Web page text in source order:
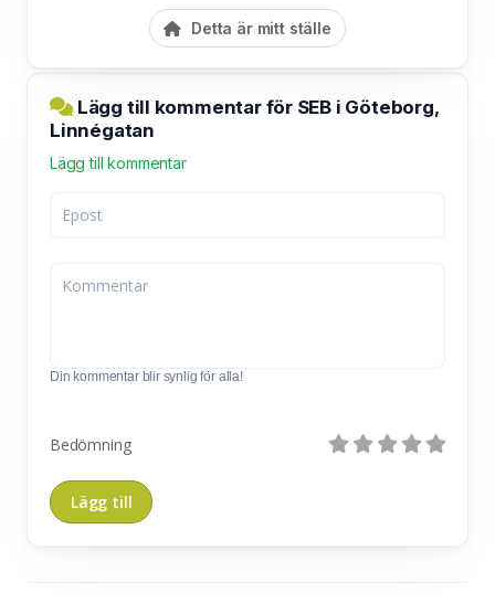
Detta är mitt ställe
Lägg till kommentar för SEB i Göteborg,
Linnégatan
Lägg till kommentar
Din kommentar blir synlig för alla!
Bedömning